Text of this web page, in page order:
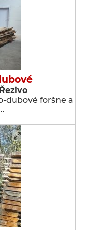
dubové foršne a